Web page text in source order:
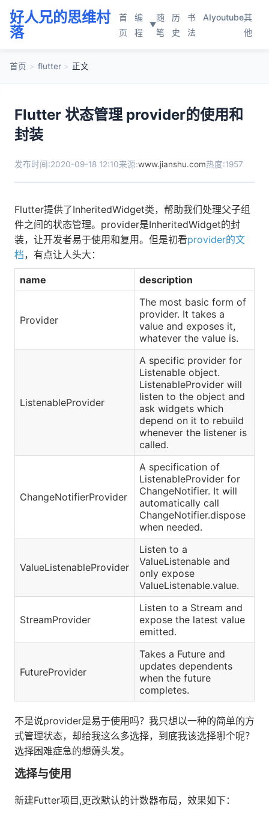
好人兄的思维村
落
首
页
编
程
▼
随
笔
历
史
书
法
AIyoutube其
他
首页 > flutter > 正文
Flutter 状态管理 provider的使用和
封装
发布时间:2020-09-18 12:10来源:www.jianshu.com热度:1957
Flutter提供了InheritedWidget类，帮助我们处理父子组
件之间的状态管理。provider是InheritedWidget的封
装，让开发者易于使用和复用。但是初看provider的文
档，有点让人头大：
name description
Provider
The most basic form of
provider. It takes a
value and exposes it,
whatever the value is.
ListenableProvider
A specific provider for
Listenable object.
ListenableProvider will
listen to the object and
ask widgets which
depend on it to rebuild
whenever the listener is
called.
ChangeNotifierProvider
A specification of
ListenableProvider for
ChangeNotifier. It will
automatically call
ChangeNotifier.dispose
when needed.
ValueListenableProvider
Listen to a
ValueListenable and
only expose
ValueListenable.value.
StreamProvider
Listen to a Stream and
expose the latest value
emitted.
FutureProvider
Takes a Future and
updates dependents
when the future
completes.
不是说provider是易于使用吗？我只想以一种的简单的方
式管理状态，却给我这么多选择，到底我该选择哪个呢？
选择困难症急的想薅头发。
选择与使用
新建Futter项目,更改默认的计数器布局，效果如下：